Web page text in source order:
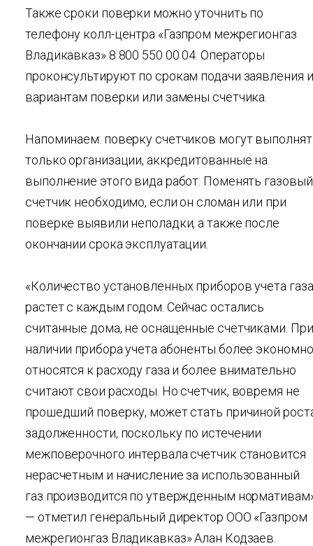
Также сроки поверки можно уточнить по
телефону колл-центра «Газпром межрегионгаз
Владикавказ» 8 800 550 00 04. Операторы
проконсультируют по срокам подачи заявления и
вариантам поверки или замены счетчика.
Напоминаем: поверку счетчиков могут
только организации, аккредитованные на
выполнение этого вида работ. Поменять газовый
счетчик необходимо, если он сломан или при
поверке выявили неполадки, а также после
окончании срока эксплуатации.
«Количество установленных приборов учета газа
растет с каждым годом. Сейчас остались
считанные дома, не оснащенные счетчиками. При
наличии прибора учета абоненты более экономно
относятся к расходу газа и более внимательно
считают свои расходы. Но счетчик, вовремя не
прошедший поверку, может стать причиной
задолженности, поскольку по истечении
межповерочного интервала счетчик становится
нерасчетным и начисление за использованный
газ производится по утвержденным
— отметил генеральный директор ООО «Газпром
межрегионгаз Владикавказ» Алан Кодзаев.